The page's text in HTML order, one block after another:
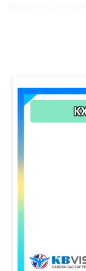
để nhận ưu đãi
chính xác nhất
"Bạn
nghiệm!"
3:
"Chúng tôi
chính hãng với
Hãy đến với
và nhận được
ninh cần thiết!"
Hy vọng những
công trong việc
bán hàng của
nào khác, bạn